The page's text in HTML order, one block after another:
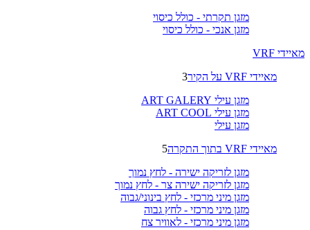
מזגן תקרתי - כולל כיסוי
מזגן אנכי - כולל כיסוי
מאיידי VRF
מאיידי VRF על הקיר
3
מזגן עילי ART GALERY
מזגן עילי ART COOL
מזגן עילי
מאיידי VRF בתוך התקרה
5
מזגן לזריקה ישירה - לחץ נמוך
מזגן לזריקה ישירה צר - לחץ נמוך
מזגן מיני מרכזי - לחץ בינוני/גבוה
מזגן מיני מרכזי - לחץ גבוה
מזגן מיני מרכזי - לאוויר צח